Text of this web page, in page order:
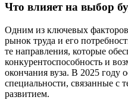
Что влияет на выбор
Одним из ключевых факторов
рынок труда и его
те направления, которые
конкурентоспособность и
окончания вуза. В 2025 году
специальности, связанные с
развитием.